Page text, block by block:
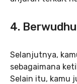
4. Berwudhu
Selanjutnya,
sebagaimana
Selain itu, kamu